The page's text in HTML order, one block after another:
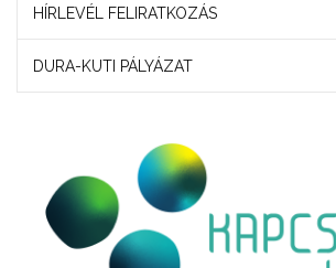
HÍRLEVÉL FELIRATKOZÁS
DURA-KUTI PÁLYÁZAT